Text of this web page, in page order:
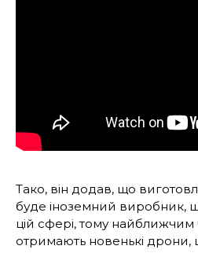
Тако, він додав, що
буде іноземний виробник,
цій сфері, тому найближчим
отримають новенькі